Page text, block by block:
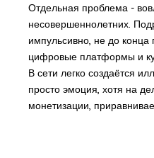
Отдельная проблема -
несовершеннолетних.
импульсивно, не до конца
цифровые платформы и
В сети легко создаётся
просто эмоция, хотя на
монетизации,